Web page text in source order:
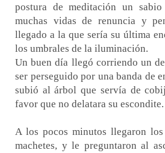
postura de meditación un
muchas vidas de renuncia y
llegado a la que sería su última
los umbrales de la iluminación.
Un buen día llegó corriendo un
ser perseguido por una banda de
subió al árbol que servía de
favor que no delatara su escondite.
A los pocos minutos llegaron los
machetes, y le preguntaron al